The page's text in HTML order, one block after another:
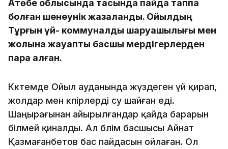
Ақтөбе облысында тасқында пайда таппақ
болған шенеунік жазаланды. Ойылдың
Тұрғын үй- коммуналдық шаруашылығы мен
жолына жауапты басшы мердігерлерден
пара алған.
Көктемде Ойыл ауданында жүздеген үй қирап,
жолдар мен көпірлерді су шайған еді.
Шаңырағынан айырылғандар қайда барарын
білмей қиналды. Ал бөлім басшысы Айнат
Қазмағанбетов бас пайдасын ойлаған. Ол